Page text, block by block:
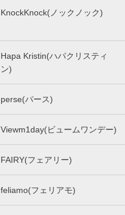
KnockKnock(ノックノック)
Hapa Kristin(ハパクリスティ
ン)
perse(パース)
Viewm1day(ビュームワンデー)
FAIRY(フェアリー)
feliamo(フェリアモ)